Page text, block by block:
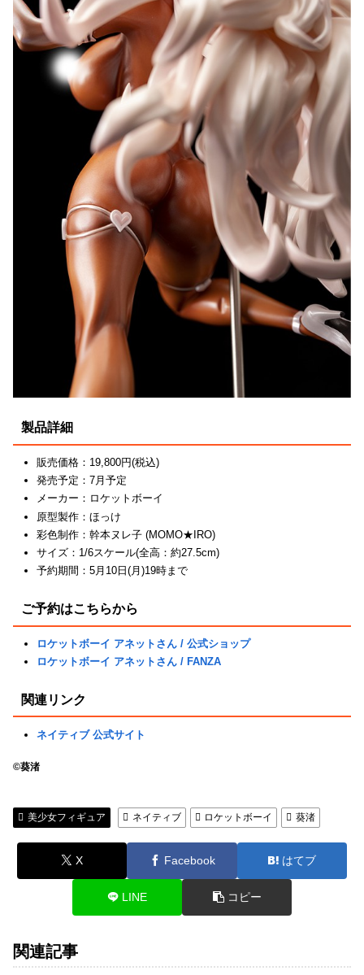
製品詳細
販売価格：19,800円(税込)
発売予定：7月予定
メーカー：ロケットボーイ
原型製作：ほっけ
彩色制作：幹本ヌレ子 (MOMO★IRO)
サイズ：1/6スケール(全高：約27.5cm)
予約期間：5月10日(月)19時まで
ご予約はこちらから
ロケットボーイ アネットさん / 公式ショップ
ロケットボーイ アネットさん / FANZA
関連リンク
ネイティブ 公式サイト
©葵渚
美少女フィギュア ネイティブ ロケットボーイ 葵渚
X Facebook はてブ
LINE コピー
関連記事